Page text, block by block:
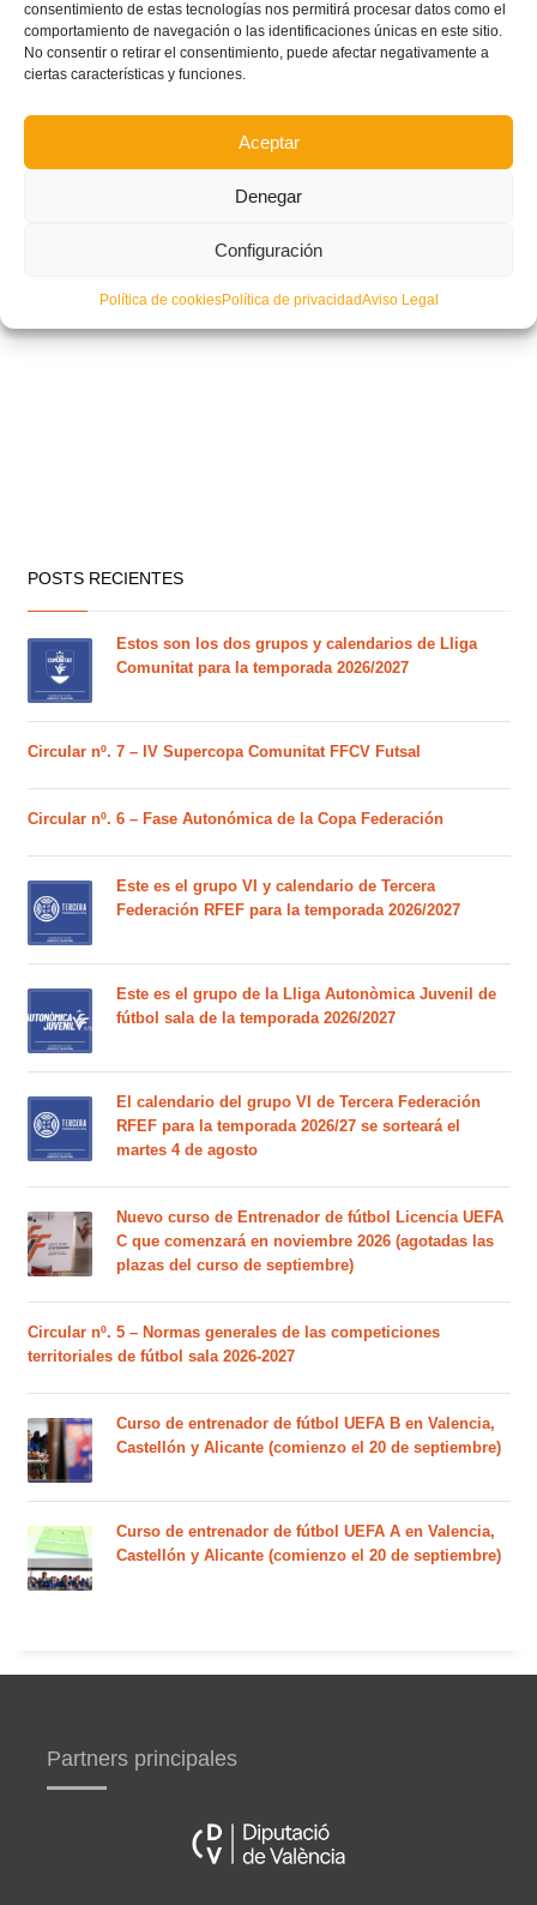
consentimiento de estas tecnologías nos permitirá procesar datos como el
comportamiento de navegación o las identificaciones únicas en este sitio.
No consentir o retirar el consentimiento, puede afectar negativamente a
ciertas características y funciones.
Aceptar
Denegar
Configuración
Política de cookiesPolítica de privacidadAviso Legal
POSTS RECIENTES
Estos son los dos grupos y calendarios de Lliga
Comunitat para la temporada 2026/2027
Circular nº. 7 – IV Supercopa Comunitat FFCV Futsal
Circular nº. 6 – Fase Autonómica de la Copa Federación
Este es el grupo VI y calendario de Tercera
Federación RFEF para la temporada 2026/2027
Este es el grupo de la Lliga Autonòmica Juvenil de
fútbol sala de la temporada 2026/2027
El calendario del grupo VI de Tercera Federación
RFEF para la temporada 2026/27 se sorteará el
martes 4 de agosto
Nuevo curso de Entrenador de fútbol Licencia UEFA
C que comenzará en noviembre 2026 (agotadas las
plazas del curso de septiembre)
Circular nº. 5 – Normas generales de las competiciones
territoriales de fútbol sala 2026-2027
Curso de entrenador de fútbol UEFA B en Valencia,
Castellón y Alicante (comienzo el 20 de septiembre)
Curso de entrenador de fútbol UEFA A en Valencia,
Castellón y Alicante (comienzo el 20 de septiembre)
Partners principales